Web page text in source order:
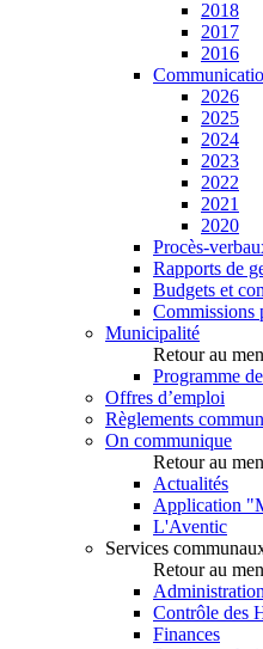
2018
2017
2016
2026
2025
2024
2023
2022
2021
2020
Procès-
Rapports de
Budgets et
Commissions
Municipalité
Retour au
Programme
Offres d’emploi
Règlements
On communique
Retour au
Actualités
Application
L'Aventic
Services
Retour au
Contrôle des
Finances